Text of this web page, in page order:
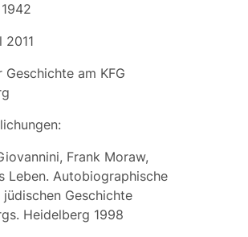
2011
Geschichte am KFG
Frank Moraw,
Leben. Autobiographische
Geschichte
Heidelberg 1998